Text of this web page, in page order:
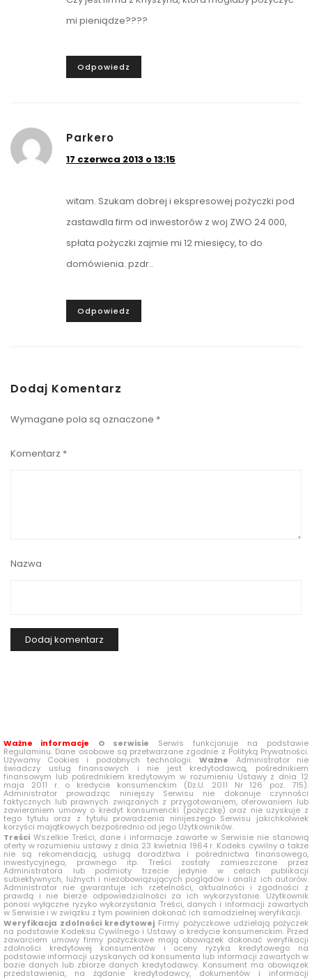
mi pieniądze????
Odpowiedz
Parkero
17 czerwca 2013 o 13:15
witam. Szukam dobrej i ekspresowej pożyczki pod
zastawdla firm od inwestorów z woj ZWO 24 000,
spłata pożyczki zajmie mi 12 miesięcy, to do
domówienia. pzdr..
Odpowiedz
Dodaj Komentarz
Wymagane pola są oznaczone *
Komentarz *
Nazwa
Ważne informacje O serwisie Serwis funkcjonuje na podstawie
Regulaminu. Dane osobowe są przetwarzane zgodnie z Polityką Prywatności.
Używamy Cookies i podobnych technologii. Ważne Administrator nie
świadczy usług finansowych i nie jest kredytodawcą, pośrednikiem
finansowym lub pośrednikiem kredytowym w rozumieniu Ustawy z dnia 12
maja 2011 r. o kredycie konsumenckim (Dz.U. 2011 Nr 126 poz. 715).
Administrator prowadząc niniejszy Serwisu nie dokonuje czynności
faktycznych lub prawnych związanych z przygotowaniem, oferowaniem lub
zawieraniem umowy o kredyt konsumencki (pożyczkę) oraz nie uzyskuje z
tego tytułu oraz z tytułu prowadzenia ninijeszego Serwisu jakichkolwiek
korzyści majątkowych bezpośrednio od jego Użytkowników.
Treści Wszelkie Treści, dane i informacje zawarte w Serwisie nie stanowią
oferty w rozumieniu ustawy z dnia 23 kwietnia 1964 r. Kodeks cywilny a także
nie są rekomendacją, usługą doradztwa i pośrednictwa finansowego,
inwestycyjnego, prawnego itp. Treści zostały zamieszczone przez
Administratora lub podmioty trzecie jedynie w celach publikacji
subiektywnych, luźnych i niezobowiązujących poglądów i analiz ich autorów.
Administrator nie gwarantuje ich rzetelności, aktualności i zgodności z
prawdą i nie bierze odpowiedzialności za ich wykorzystanie. Użytkownik
ponosi wyłączne ryzyko wykorzystania Treści, danych i informacji zawartych
w Serwisie i w związku z tym powinien dokonać ich samodzielnej weryfikacji.
Weryfikacja zdolności kredytowej Firmy pożyczkowe udzielają pożyczek
na podstawie Kodeksu Cywilnego i Ustawy o kredycie konsumenckim. Przed
zawarciem umowy firmy pożyczkowe mają obowiązek dokonać weryfikacji
zdolności kredytowej konsumentów i oceny ryzyka kredytowego na
podstawie informacji uzyskanych od konsumenta lub informacji zawartych w
bazie danych lub zbiorze danych kredytodawcy. Konsument ma obowiązek
przedstawienia, na żądanie kredytodawcy, dokumentów i informacji